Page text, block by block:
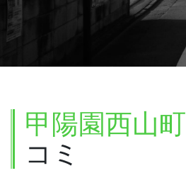
甲陽園西山町
コミ